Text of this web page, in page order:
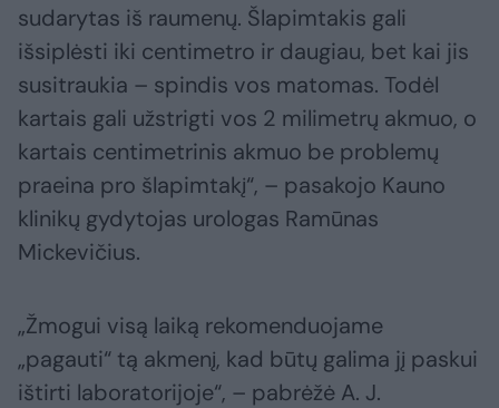
sudarytas iš raumenų. Šlapimtakis gali
išsiplėsti iki centimetro ir daugiau, bet kai jis
susitraukia – spindis vos matomas. Todėl
kartais gali užstrigti vos 2 milimetrų akmuo, o
kartais centimetrinis akmuo be problemų
praeina pro šlapimtakį“, – pasakojo Kauno
klinikų gydytojas urologas Ramūnas
Mickevičius.
„Žmogui visą laiką rekomenduojame
„pagauti“ tą akmenį, kad būtų galima jį paskui
ištirti laboratorijoje“, – pabrėžė A. J.